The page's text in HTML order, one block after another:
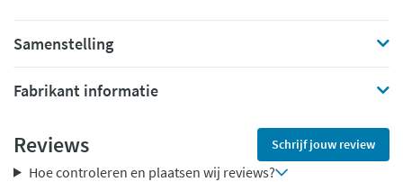
Samenstelling
Fabrikant informatie
Reviews Schrijf jouw review
Hoe controleren en plaatsen wij reviews?